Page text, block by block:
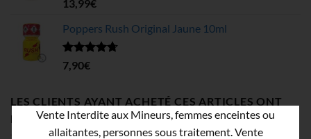
sur 5
13,99€
Poppers Rush Original Jaune 10ml
Note4.67
sur 5
7,90€
LES CLIENTS AYANT ACHETÉ CES ARTICLES ONT
ÉGALEMENT ACHETÉ
Vente Interdite aux Mineurs, femmes enceintes ou
allaitantes, personnes sous traitement. Vente